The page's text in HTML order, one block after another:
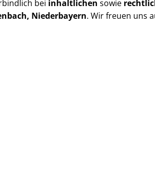
bei inhaltlichen sowie
Niederbayern. Wir freuen uns